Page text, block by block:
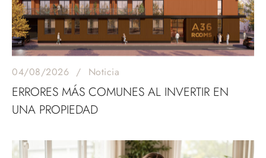
04/08/2026 Noticia
ERRORES MÁS COMUNES AL INVERTIR EN
UNA PROPIEDAD